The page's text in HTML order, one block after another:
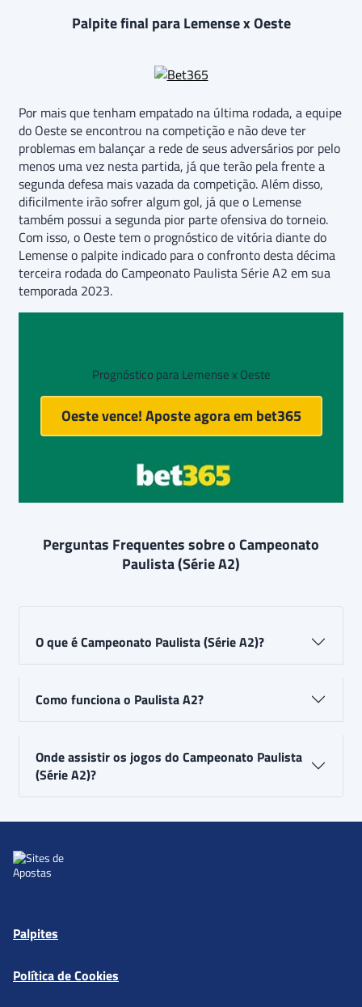
Palpite final para Lemense x Oeste
Por mais que tenham empatado na última rodada, a equipe
do Oeste se encontrou na competição e não deve ter
problemas em balançar a rede de seus adversários por pelo
menos uma vez nesta partida, já que terão pela frente a
segunda defesa mais vazada da competição. Além disso,
dificilmente irão sofrer algum gol, já que o Lemense
também possui a segunda pior parte ofensiva do torneio.
Com isso, o Oeste tem o prognóstico de vitória diante do
Lemense o palpite indicado para o confronto desta décima
terceira rodada do Campeonato Paulista Série A2 em sua
temporada 2023.
Prognóstico para Lemense x Oeste
Oeste vence! Aposte agora em bet365
Perguntas Frequentes sobre o Campeonato
Paulista (Série A2)
O que é Campeonato Paulista (Série A2)?
Como funciona o Paulista A2?
Onde assistir os jogos do Campeonato Paulista
(Série A2)?
Palpites
Política de Cookies